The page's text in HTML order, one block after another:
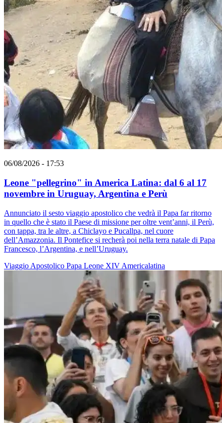
06/08/2026 - 17:53
Leone "pellegrino" in America Latina: dal 6 al 17
novembre in Uruguay, Argentina e Perù
Annunciato il sesto viaggio apostolico che vedrà il Papa far ritorno
in quello che è stato il Paese di missione per oltre vent’anni, il Perù,
con tappa, tra le altre, a Chiclayo e Pucallpa, nel cuore
dell’Amazzonia. Il Pontefice si recherà poi nella terra natale di Papa
Francesco, l’Argentina, e nell’Uruguay.
Viaggio Apostolico Papa Leone XIV Americalatina